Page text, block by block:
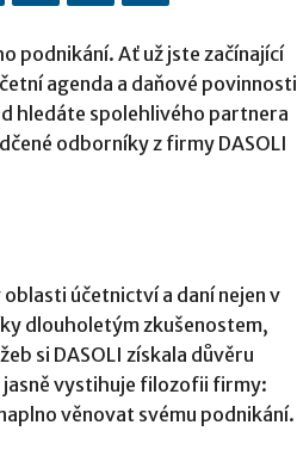
podnikání. Ať už jste začínající
agenda a daňové povinnosti
hledáte spolehlivého partnera
odborníky z firmy DASOLI
účetnictví a daní nejen v
dlouholetým zkušenostem,
si DASOLI získala důvěru
jasně vystihuje filozofii firmy:
věnovat svému podnikání.